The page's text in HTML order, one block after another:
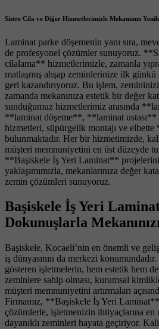
Sistre Cila ve Diğer Hizmetlerimizle Mekanınızı
Laminat parke döşemenin yanı sıra,
de profesyonel çözümler sunuyoruz.
cilalama** hizmetlerimizle, zamanla
matlaşmış ahşap zeminlerinize ilk günkü
geri kazandırıyoruz. Bu işlem,
zamanda mekanınıza estetik bir değer
sunduğumuz hizmetlerimiz arasında
**laminat döşeme**, **laminat
hizmetleri, süpürgelik montajı ve
bulunmaktadır. Her bir hizmetimizde,
müşteri memnuniyetini en üst düzeyde
**Başiskele İş Yeri Laminat**
yaklaşımımızla, mekanlarınıza değer
zemin çözümleri sunuyoruz.
Başiskele İş Yeri
Dokunuşlarla
Başiskele, Kocaeli’nin en önemli ve
iş dünyasının da merkezi
gösteren işletmelerin, hem estetik hem
zeminlere sahip olması, kurumsal
müşteri memnuniyetini artırmaları
Firmamız, **Başiskele İş Yeri
çözümlerle, işletmenizin ihtiyaçlarına en
dayanıklı zeminleri hayata geçiriyor.